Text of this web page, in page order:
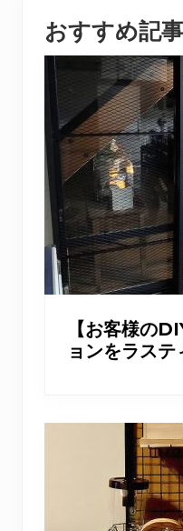
おすすめ記事
【お客様の
ョンをラス